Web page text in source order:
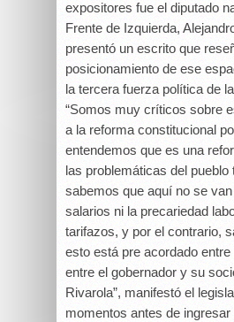
expositores fue el diputado
Frente de Izquierda,
presentó un escrito que
posicionamiento de ese
la tercera fuerza política de
“Somos muy críticos sobre
a la reforma constitucional
entendemos que es una
las problemáticas del pueblo
sabemos que aquí no se
salarios ni la precariedad
tarifazos, y por el contrario,
esto está pre acordado
entre el gobernador y su
Rivarola”, manifestó el
momentos antes de